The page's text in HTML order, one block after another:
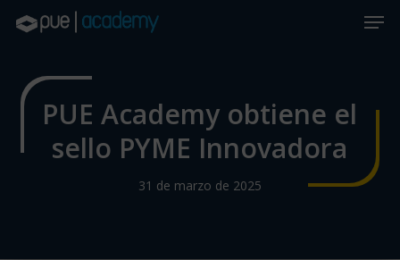
content
PUE Academy obtiene el
sello PYME Innovadora
31 de marzo de 2025